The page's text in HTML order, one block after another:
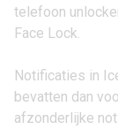
telefoon
Face Lock.
Notificaties in
bevatten dan
afzonderlijke